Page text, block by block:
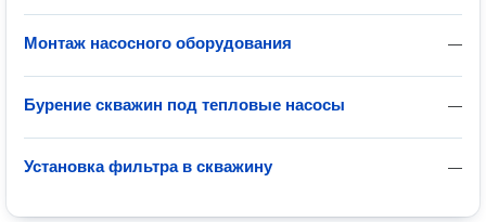
—
Монтаж насосного оборудования
—
Бурение скважин под тепловые насосы
—
Установка фильтра в скважину